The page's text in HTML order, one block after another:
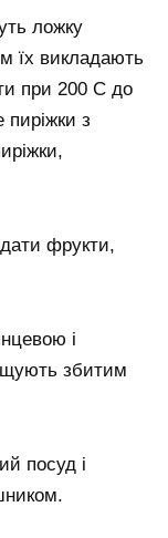
ложку
їх викладають
при 200 С до
пиріжки з
фрукти,
і
збитим
посуд і